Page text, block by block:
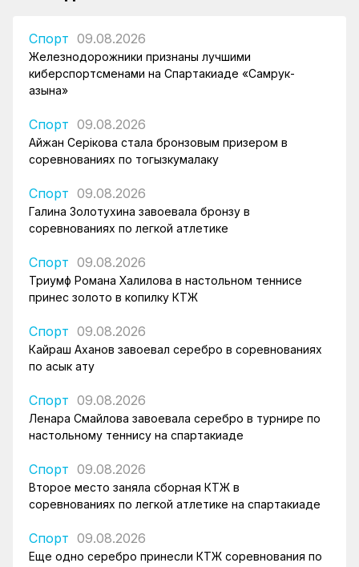
Спорт 09.08.2026
Железнодорожники признаны лучшими
киберспортсменами на Спартакиаде «Самрук-
Қазына»
Спорт 09.08.2026
Айжан Серікова стала бронзовым призером в
соревнованиях по тогызкумалаку
Спорт 09.08.2026
Галина Золотухина завоевала бронзу в
соревнованиях по легкой атлетике
Спорт 09.08.2026
Триумф Романа Халилова в настольном теннисе
принес золото в копилку КТЖ
Спорт 09.08.2026
Кайраш Аханов завоевал серебро в соревнованиях
по асык ату
Спорт 09.08.2026
Ленара Смайлова завоевала серебро в турнире по
настольному теннису на спартакиаде
Спорт 09.08.2026
Второе место заняла сборная КТЖ в
соревнованиях по легкой атлетике на спартакиаде
Спорт 09.08.2026
Еще одно серебро принесли КТЖ соревнования по